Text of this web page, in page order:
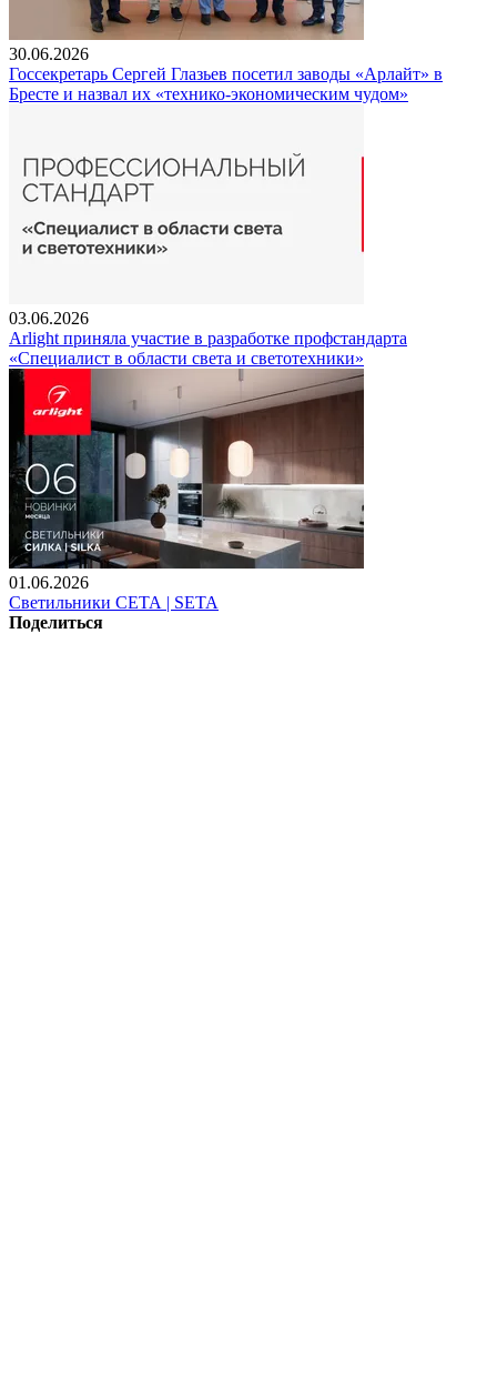
30.06.2026
Госсекретарь Сергей Глазьев посетил заводы «Арлайт» в
Бресте и назвал их «технико-экономическим чудом»
03.06.2026
Arlight приняла участие в разработке профстандарта
«Специалист в области света и светотехники»
01.06.2026
Светильники СЕТА | SETA
Поделиться